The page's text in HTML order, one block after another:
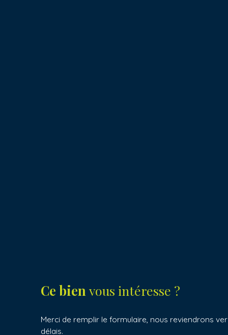
Ce bien vous intéresse ?
Merci de remplir le formulaire, nous reviendrons
délais.